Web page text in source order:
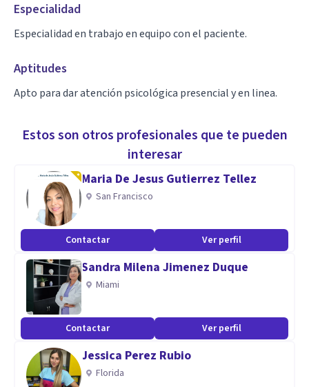
Especialidad
Especialidad en trabajo en equipo con el paciente.
Aptitudes
Apto para dar atención psicológica presencial y en linea.
Estos son otros profesionales que te pueden
interesar
Maria De Jesus Gutierrez Tellez
San Francisco
Contactar Ver perfil
Sandra Milena Jimenez Duque
Miami
Contactar Ver perfil
Jessica Perez Rubio
Florida